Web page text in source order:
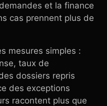
et la finance
cas prennent plus de
mesures simples :
taux de
dossiers repris
des exceptions
racontent plus que